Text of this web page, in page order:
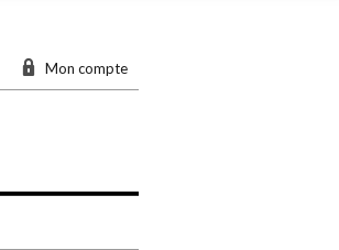
Mon compte